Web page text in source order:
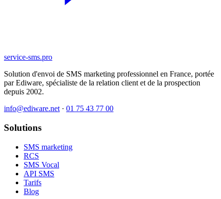
service-sms.pro
Solution d'envoi de SMS marketing professionnel en France, portée
par Ediware, spécialiste de la relation client et de la prospection
depuis 2002.
info@ediware.net · 01 75 43 77 00
Solutions
SMS marketing
RCS
SMS Vocal
API SMS
Tarifs
Blog